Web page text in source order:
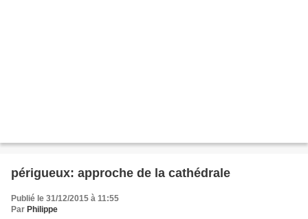
périgueux: approche de la cathédrale
Publié le 31/12/2015 à 11:55
Par Philippe